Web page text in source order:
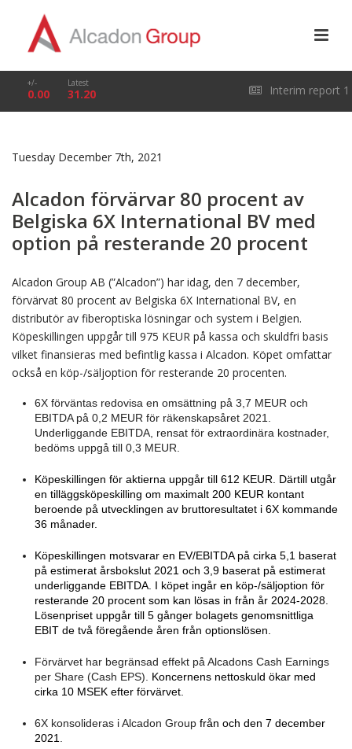
+/-
0.00
Latest
31.20 Interim report 1
Tuesday December 7th, 2021
Alcadon förvärvar 80 procent av
Belgiska 6X International BV med
option på resterande 20 procent
Alcadon Group AB (”Alcadon”) har idag, den 7 december,
förvärvat 80 procent av Belgiska 6X International BV, en
distributör av fiberoptiska lösningar och system i Belgien.
Köpeskillingen uppgår till 975 KEUR på kassa och skuldfri basis
vilket finansieras med befintlig kassa i Alcadon. Köpet omfattar
också en köp-/säljoption för resterande 20 procenten.
6X förväntas redovisa en omsättning på 3,7 MEUR och
EBITDA på 0,2 MEUR för räkenskapsåret 2021.
Underliggande EBITDA, rensat för extraordinära kostnader,
bedöms uppgå till 0,3 MEUR.
Köpeskillingen för aktierna uppgår till 612 KEUR. Därtill utgår
en tilläggsköpeskilling om maximalt 200 KEUR kontant
beroende på utvecklingen av bruttoresultatet i 6X kommande
36 månader.
Köpeskillingen motsvarar en EV/EBITDA på cirka 5,1 baserat
på estimerat årsbokslut 2021 och 3,9 baserat på estimerat
underliggande EBITDA. I köpet ingår en köp-/säljoption för
resterande 20 procent som kan lösas in från år 2024-2028.
Lösenpriset uppgår till 5 gånger bolagets genomsnittliga
EBIT de två föregående åren från optionslösen.
Förvärvet har begränsad effekt på Alcadons Cash Earnings
per Share (Cash EPS). Koncernens nettoskuld ökar med
cirka 10 MSEK efter förvärvet.
6X konsolideras i Alcadon Group från och den 7 december
2021